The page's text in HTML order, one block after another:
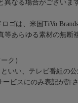
なる場合がございま
ゴは、米国TiVo
あらゆる素材の無断
ク）
いい、テレビ番組の
ービスにのみ表記が許